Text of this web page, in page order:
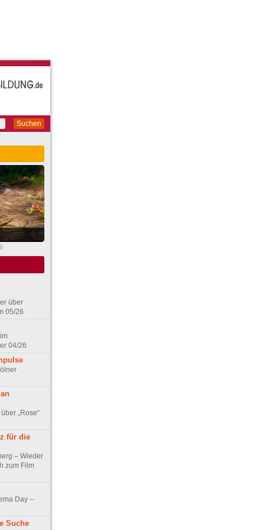
Suchen
über
05/26
04/26
„Rose“
für die
– Wieder
zum Film
Day –
Suche